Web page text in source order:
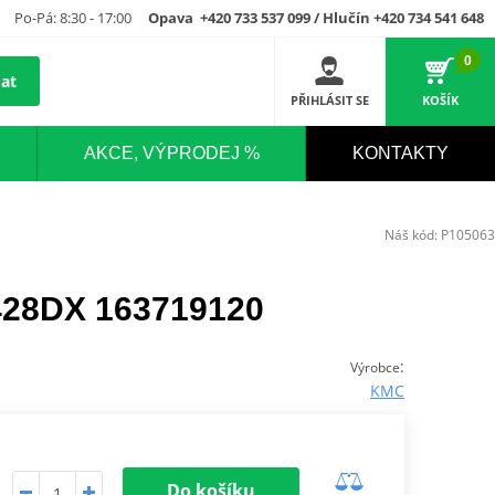
Po-Pá: 8:30 - 17:00 Opava +420 733 537 099 / Hlučín +420 734 541 648
PŘIHLÁSIT SE
0
KOŠÍK
AKCE, VÝPRODEJ % KONTAKTY
163719120
Výrobce:
KMC
Náš kód: P105063